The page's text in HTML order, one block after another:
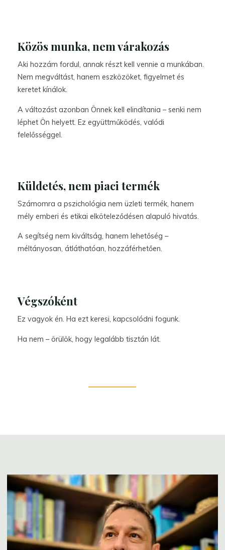
Közös munka, nem várakozás
Aki hozzám fordul, annak részt kell vennie a munkában.
Nem megváltást, hanem eszközöket, figyelmet és
keretet kínálok.
A változást azonban Önnek kell elindítania – senki nem
léphet Ön helyett. Ez együttműködés, valódi
felelősséggel.
Küldetés, nem piaci termék
Számomra a pszichológia nem üzleti termék, hanem
mély emberi és etikai elköteleződésen alapuló hivatás.
A segítség nem kiváltság, hanem lehetőség –
méltányosan, átláthatóan, hozzáférhetően.
Végszóként
Ez vagyok én. Ha ezt keresi, kapcsolódni fogunk.
Ha nem – örülök, hogy legalább tisztán lát.